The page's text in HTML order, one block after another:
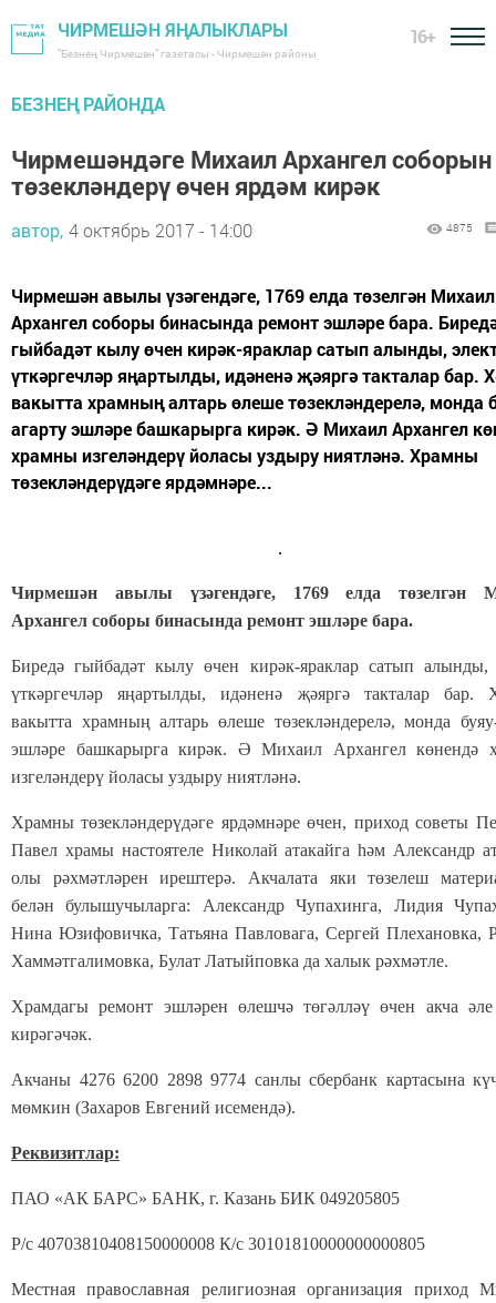
ЧИРМЕШӘН ЯҢАЛЫКЛАРЫ
"Безнең Чирмешән" газетасы - Чирмешән районы
16+
БЕЗНЕҢ РАЙОНДА
Чирмешәндәге Михаил Архангел соборын
төзекләндерү өчен ярдәм кирәк
автор, 4 октябрь 2017 - 14:00 4875
Чирмешән авылы үзәгендәге, 1769 елда төзелгән Михаил
Архангел соборы бинасында ремонт эшләре бара.
гыйбадәт кылу өчен кирәк-яраклар сатып алынды,
үткәргечләр яңартылды, идәненә җәяргә такталар бар.
вакытта храмның алтарь өлеше төзекләндерелә, монда
агарту эшләре башкарырга кирәк. Ә Михаил Архангел
храмны изгеләндерү йоласы уздыру ниятләнә. Храмны
төзекләндерүдәге ярдәмнәре...
Чирмешән авылы үзәгендәге, 1769 елда төзелгән
Архангел соборы бинасында ремонт эшләре бара.
Биредә гыйбадәт кылу өчен кирәк-яраклар сатып алынды,
үткәргечләр яңартылды, идәненә җәяргә такталар бар.
вакытта храмның алтарь өлеше төзекләндерелә, монда
эшләре башкарырга кирәк. Ә Михаил Архангел көнендә
изгеләндерү йоласы уздыру ниятләнә.
Храмны төзекләндерүдәге ярдәмнәре өчен, приход советы
Павел храмы настоятеле Николай атакайга һәм Александр
олы рәхмәтләрен ирештерә. Акчалата яки төзелеш
белән булышучыларга: Александр Чупахинга, Лидия
Нина Юзифовичка, Татьяна Павловага, Сергей Плехановка,
Хаммәтгалимовка, Булат Латыйповка да халык рәхмәтле.
Храмдагы ремонт эшләрен өлешчә төгәлләү өчен акча
кирәгәчәк.
Акчаны 4276 6200 2898 9774 санлы сбербанк картасына
мөмкин (Захаров Евгений исемендә).
Реквизитлар:
ПАО «АК БАРС» БАНК, г. Казань БИК 049205805
Р/с 40703810408150000008 К/с 30101810000000000805
Местная православная религиозная организация приход